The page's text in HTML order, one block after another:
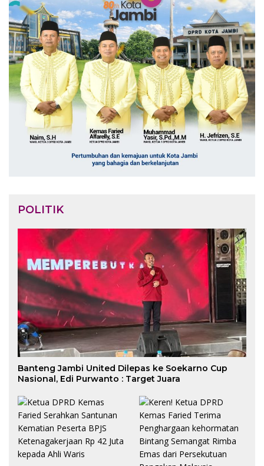
POLITIK
Banteng Jambi United Dilepas ke Soekarno Cup
Nasional, Edi Purwanto : Target Juara